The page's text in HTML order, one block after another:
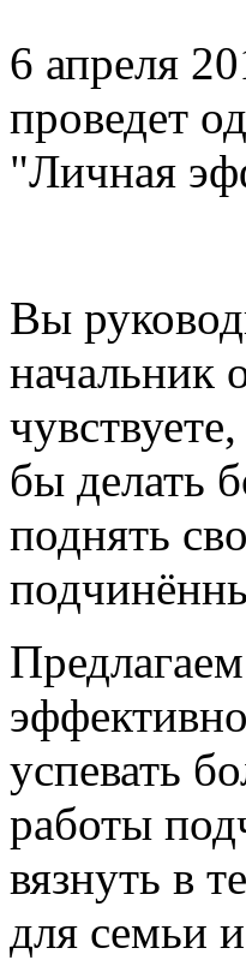
6 апреля
проведет
"Личная
Вы
начальник
бы делать
поднять
успевать
работы
вязнуть в
для семьи